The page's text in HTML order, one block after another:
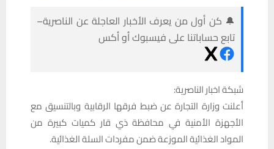
🔔 كن أول من يعرف الأخبار العاجلة عن الناصرية–
تابع حساباتنا على فيسبوك أو أكس
شبكة اخبار الناصرية:
أعلنت وزارة التجارة عن ضبط فرقها الرقابية وبالتنسيق مع
الأجهزة الأمنية في محافظة ذي قار كميات كبيرة من
المواد الغذائية الموزعة ضمن مفردات السلة الغذائية.